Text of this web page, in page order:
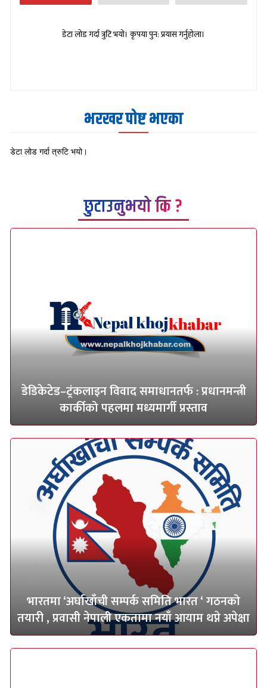
डेटा लोड गर्दा त्रुटि भयो। कृपया पुन: प्रयास गर्नुहोला।
भरखर पोष्ट भएका
डेटा लोड गर्दा त्रुटि भयो।
छुटाउनुभयो कि ?
डेडिकेटेड–ट्रंकलाइन विवाद समाधानतर्फ : प्रधानमन्त्री
कार्कीको पहलमा मध्यमार्गी प्रस्ताव
भारतमा ‘अर्घाखाँची सम्पर्क समिति भारत ‘ गठनको
तयारी , प्रवासी नेपाली एकतामा नयाँ आयाम थप्ने अपेक्षा